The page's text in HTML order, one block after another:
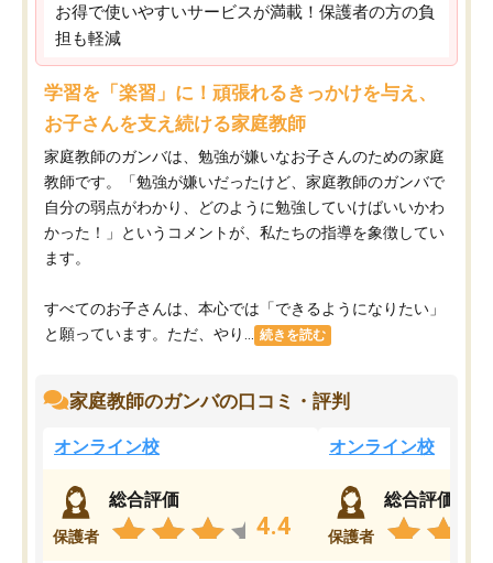
お得で使いやすいサービスが満載！保護者の方の負
担も軽減
学習を「楽習」に！頑張れるきっかけを与え、
お子さんを支え続ける家庭教師
家庭教師のガンバは、勉強が嫌いなお子さんのための家庭
教師です。「勉強が嫌いだったけど、家庭教師のガンバで
自分の弱点がわかり、どのように勉強していけばいいかわ
かった！」というコメントが、私たちの指導を象徴してい
ます。
すべてのお子さんは、本心では「できるようになりたい」
と願っています。ただ、やり...
続きを読む
家庭教師のガンバの口コミ・評判
オンライン校
保護者
総合評価
4.4
オンライン校
保護者
総合評価